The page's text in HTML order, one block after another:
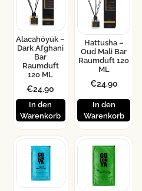
Alacahöyük –
Dark Afghani
Bar
Raumduft
120 ML
€24.90
In den
Warenkorb
Hattusha –
Oud Mali Bar
Raumduft 120
ML
€24.90
In den
Warenkorb